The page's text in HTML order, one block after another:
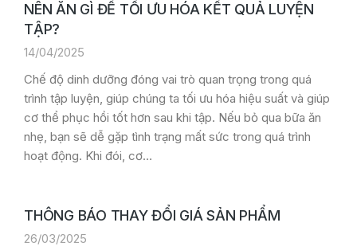
NÊN ĂN GÌ ĐỂ TỐI ƯU HÓA KẾT QUẢ LUYỆN
TẬP?
14/04/2025
Chế độ dinh dưỡng đóng vai trò quan trọng trong quá
trình tập luyện, giúp chúng ta tối ưu hóa hiệu suất và giúp
cơ thể phục hồi tốt hơn sau khi tập. Nếu bỏ qua bữa ăn
nhẹ, bạn sẽ dễ gặp tình trạng mất sức trong quá trình
hoạt động. Khi đói, cơ…
THÔNG BÁO THAY ĐỔI GIÁ SẢN PHẨM
26/03/2025